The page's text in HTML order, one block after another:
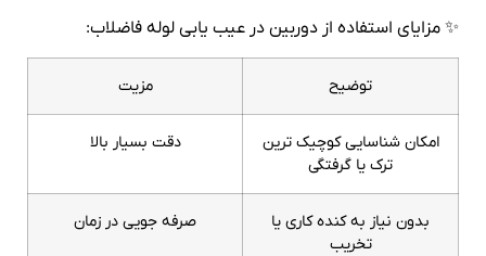
✨ مزایای استفاده از دوربین در عیب‌ یابی لوله فاضلاب:
توضیح مزیت
امکان شناسایی کوچیک ترین
ترک یا گرفتگی
دقت بسیار بالا
بدون نیاز به کنده کاری یا
تخریب
صرفه جویی در زمان